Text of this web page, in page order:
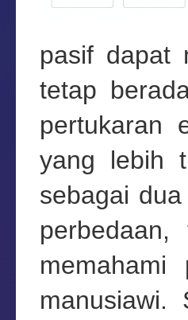
pasif dapat
tetap
pertukaran
yang lebih
sebagai
manusiawi.